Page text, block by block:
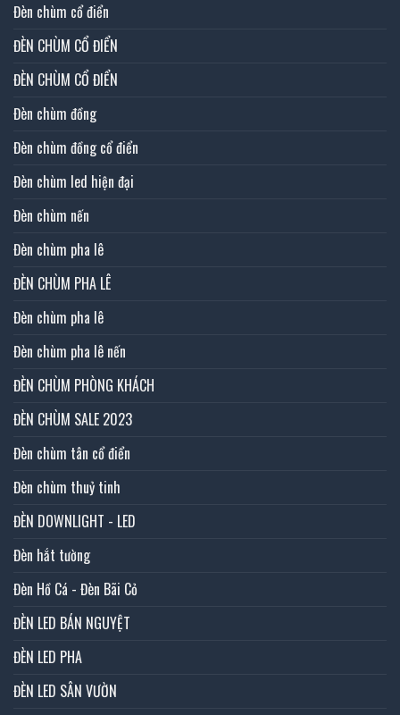
Đèn chùm cổ điển
ĐÈN CHÙM CỔ ĐIỂN
ĐÈN CHÙM CỔ ĐIỂN
Đèn chùm đồng
Đèn chùm đồng cổ điển
Đèn chùm led hiện đại
Đèn chùm nến
Đèn chùm pha lê
ĐÈN CHÙM PHA LÊ
Đèn chùm pha lê
Đèn chùm pha lê nến
ĐÈN CHÙM PHÒNG KHÁCH
ĐÈN CHÙM SALE 2023
Đèn chùm tân cổ điển
Đèn chùm thuỷ tinh
ĐÈN DOWNLIGHT - LED
Đèn hắt tường
Đèn Hồ Cá - Đèn Bãi Cỏ
ĐÈN LED BÁN NGUYỆT
ĐÈN LED PHA
ĐÈN LED SÂN VƯỜN